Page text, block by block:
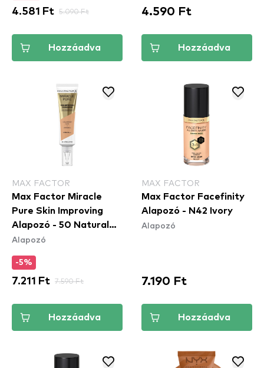
4.581 Ft 5.090 Ft
Hozzáadva
4.590 Ft
Hozzáadva
MAX FACTOR
Max Factor Miracle
Pure Skin Improving
Alapozó - 50 Natural
Rose
Alapozó
-5%
7.211 Ft 7.590 Ft
Hozzáadva
MAX FACTOR
Max Factor Facefinity
Alapozó - N42 Ivory
Alapozó
7.190 Ft
Hozzáadva